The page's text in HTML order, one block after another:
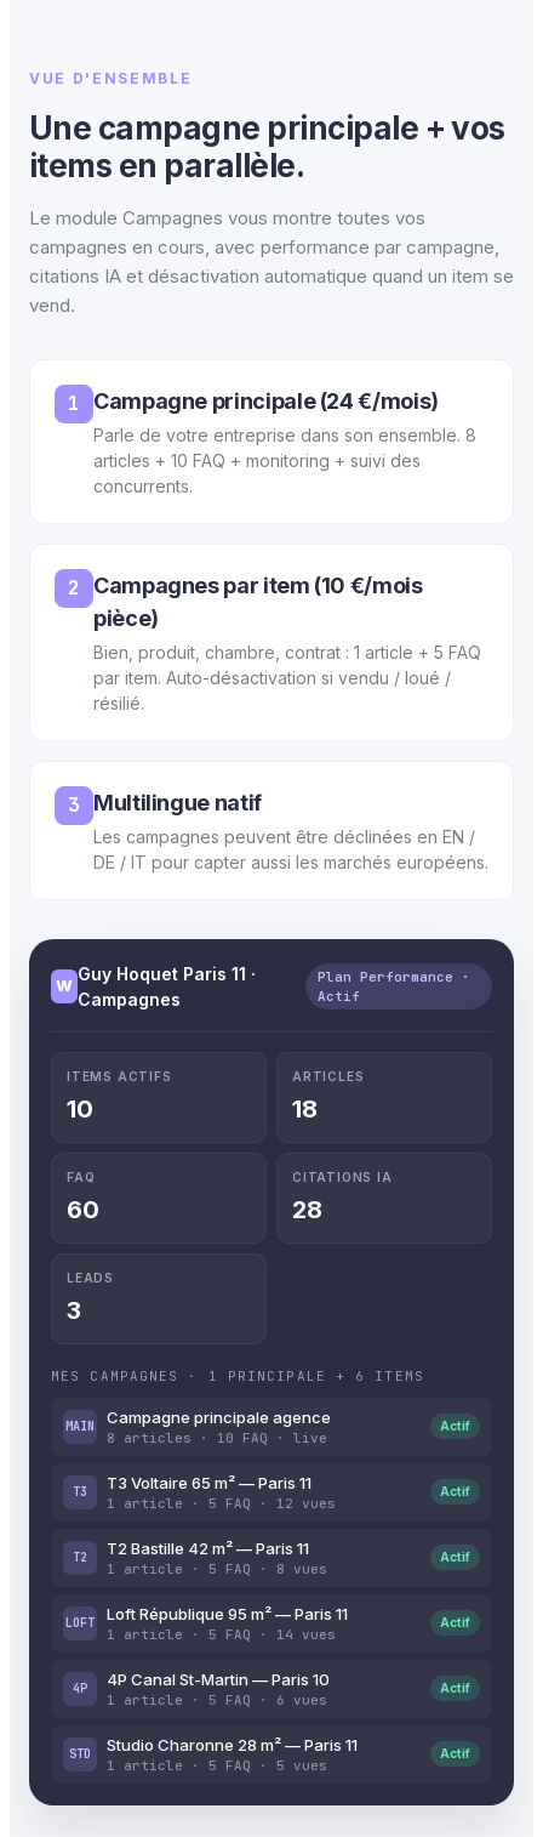
VUE D'ENSEMBLE
Une campagne principale + vos
items en parallèle.
Le module Campagnes vous montre toutes vos
campagnes en cours, avec performance par campagne,
citations IA et désactivation automatique quand un item se
vend.
1 Campagne principale (24 €/mois)
Parle de votre entreprise dans son ensemble. 8
articles + 10 FAQ + monitoring + suivi des
concurrents.
2
Campagnes par item (10 €/mois
pièce)
Bien, produit, chambre, contrat : 1 article + 5 FAQ
par item. Auto-désactivation si vendu / loué /
résilié.
3 Multilingue natif
Les campagnes peuvent être déclinées en EN /
DE / IT pour capter aussi les marchés européens.
W
Guy Hoquet Paris 11 ·
Campagnes
Plan Performance ·
Actif
ITEMS ACTIFS
10
ARTICLES
18
FAQ
60
CITATIONS IA
28
LEADS
3
MES CAMPAGNES · 1 PRINCIPALE + 6 ITEMS
MAIN Campagne principale agence
8 articles · 10 FAQ · live
Actif
T3 T3 Voltaire 65 m² — Paris 11
1 article · 5 FAQ · 12 vues
Actif
T2 T2 Bastille 42 m² — Paris 11
1 article · 5 FAQ · 8 vues
Actif
LOFT Loft République 95 m² — Paris 11
1 article · 5 FAQ · 14 vues
Actif
4P 4P Canal St-Martin — Paris 10
1 article · 5 FAQ · 6 vues
Actif
STD Studio Charonne 28 m² — Paris 11
1 article · 5 FAQ · 5 vues
Actif